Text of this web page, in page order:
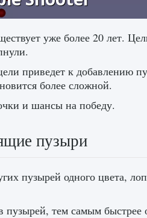
уже более 20 лет.
приведет к добавлению
более сложной.
и шансы на победу.
пузыри
пузырей одного цвета,
пузырей, тем самым быстрее